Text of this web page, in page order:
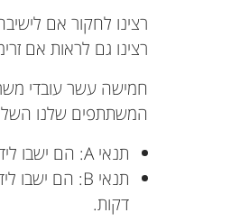
רצינו לחקור אם
רצינו גם לראות אם
חמישה עשר עובדי
המשתתפים שלנו
תנאי A: הם ישבו ליד שולחן במשך 4 שעות.
דקות.